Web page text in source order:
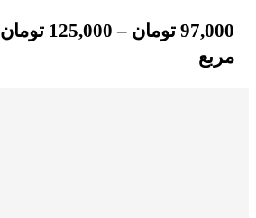
97,000 تومان –
125,000 تومان
مربع